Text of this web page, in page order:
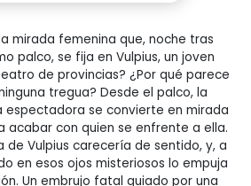
mirada femenina que, noche tras
palco, se fija en Vulpius, un joven
de provincias? ¿Por qué parece
tregua? Desde el palco, la
espectadora se convierte en mirada
acabar con quien se enfrente a ella.
de Vulpius carecería de sentido, y, a
en esos ojos misteriosos lo empuja
Un embrujo fatal guiado por una